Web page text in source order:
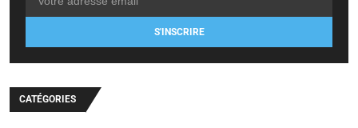
S'INSCRIRE
CATÉGORIES